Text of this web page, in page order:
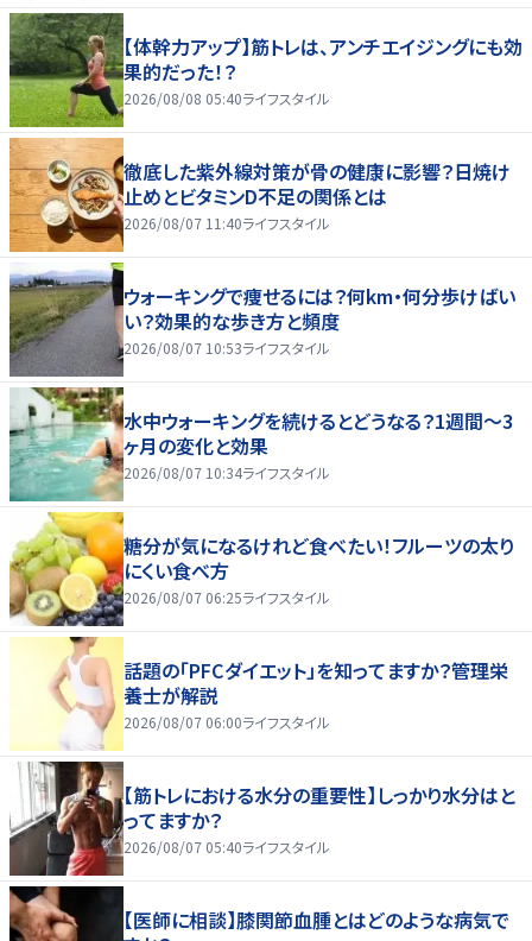
【体幹力アップ】筋トレは、アンチエイジングにも効
果的だった！？
2026/08/08 05:40ライフスタイル
徹底した紫外線対策が骨の健康に影響？日焼け
止めとビタミンD不足の関係とは
2026/08/07 11:40ライフスタイル
ウォーキングで痩せるには？何km・何分歩けばい
い？効果的な歩き方と頻度
2026/08/07 10:53ライフスタイル
水中ウォーキングを続けるとどうなる？1週間～3
ヶ月の変化と効果
2026/08/07 10:34ライフスタイル
糖分が気になるけれど食べたい！フルーツの太り
にくい食べ方
2026/08/07 06:25ライフスタイル
話題の「PFCダイエット」を知ってますか？管理栄
養士が解説
2026/08/07 06:00ライフスタイル
【筋トレにおける水分の重要性】しっかり水分はと
ってますか？
2026/08/07 05:40ライフスタイル
【医師に相談】膝関節血腫とはどのような病気で